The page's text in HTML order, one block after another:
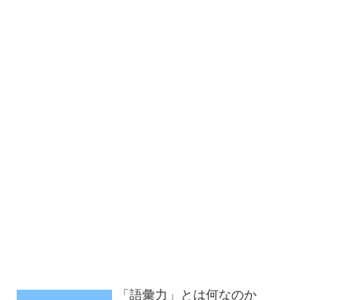
「語彙力」とは何なのか